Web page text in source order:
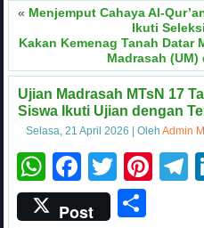
« Menjemput Cahaya Al-
Ikuti
Kakan Kemenag Tanah Datar
Madrasah
Ujian Madrasah MTsN 17
Siswa Ikuti Ujian dengan
Selasa, 21 April 2026 |Oleh Admin
WhatsApp
Post